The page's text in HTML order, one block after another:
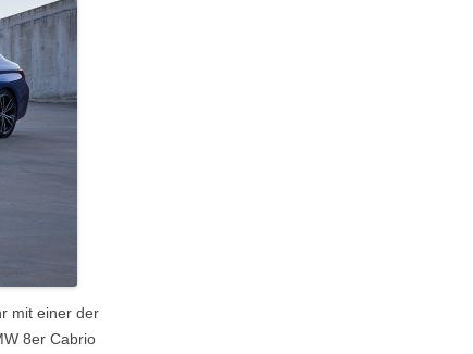
mit einer der
8er Cabrio